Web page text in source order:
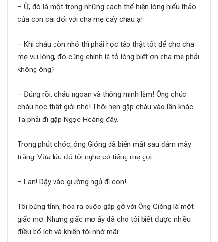
– Ừ, đó là một trong những cách thể hiện lòng hiếu thảo
của con cái đối với cha mẹ đấy cháu ạ!
– Khi cháu còn nhỏ thì phải học tâp thật tốt để cho cha
mẹ vui lòng, đó cũng chính là tỏ lòng biết ơn cha mẹ phải
không ông?
– Đúng rồi, cháu ngoan và thông minh lắm! Ông chúc
cháu học thật giỏi nhé! Thôi hẹn gặp cháu vào lần khác.
Ta phải đi gặp Ngọc Hoàng đây.
Trong phút chóc, ông Gióng dã biến mất sau đám mây
trắng. Vừa lúc đó tôi nghe có tiếng mẹ gọi:
– Lan! Dậy vào giường ngủ đi con!
Tôi bừng tỉnh, hóa ra cuộc gặp gỡ với Ông Gióng là một
giấc mơ. Nhưng giấc mơ ấy đã cho tôi biết được nhiều
điều bổ ích và khiến tôi nhớ mãi.